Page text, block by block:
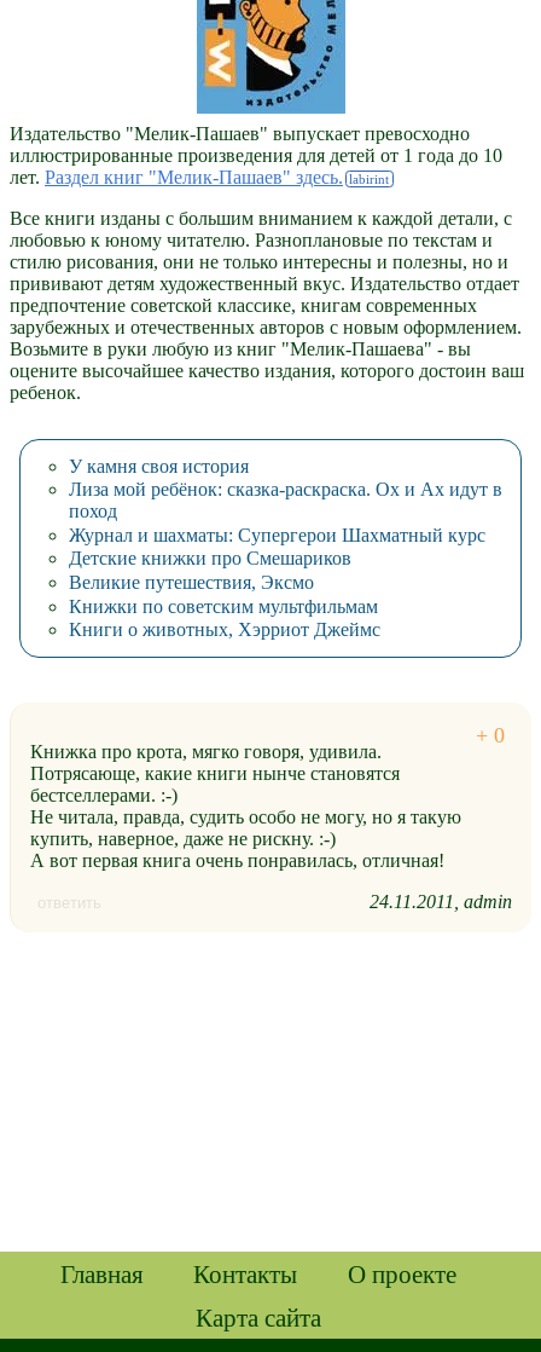
Издательство "Мелик-Пашаев" выпускает превосходно
иллюстрированные произведения для детей от 1 года до 10
лет. Раздел книг "Мелик-Пашаев" здесь.
Все книги изданы с большим вниманием к каждой детали, с
любовью к юному читателю. Разноплановые по текстам и
стилю рисования, они не только интересны и полезны, но и
прививают детям художественный вкус. Издательство отдает
предпочтение советской классике, книгам современных
зарубежных и отечественных авторов с новым оформлением.
Возьмите в руки любую из книг "Мелик-Пашаева" - вы
оцените высочайшее качество издания, которого достоин ваш
ребенок.
У камня своя история
Лиза мой ребёнок: сказка-раскраска. Ох и Ах идут в
поход
Журнал и шахматы: Супергерои Шахматный курс
Детские книжки про Смешариков
Великие путешествия, Эксмо
Книжки по советским мультфильмам
Книги о животных, Хэрриот Джеймс
Книжка про крота, мягко говоря, удивила.
Потрясающе, какие книги нынче становятся
бестселлерами. :-)
Не читала, правда, судить особо не могу, но я такую
купить, наверное, даже не рискну. :-)
А вот первая книга очень понравилась, отличная!
ответить 24.11.2011 admin
Главная Контакты
О проекте
Карта сайта